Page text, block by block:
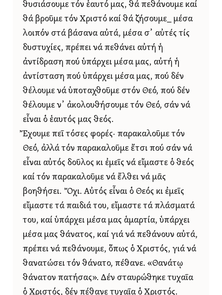
θυσιάσουμε τόν ἑαυτό μας, θά πεθάνουμε καί
θά βροῦμε τόν Χριστό καί θά ζήσουμε_ μέσα
λοιπόν στά βάσανα αὐτά, μέσα σ᾿ αὐτές τίς
δυστυχίες, πρέπει νά πεθάνει αὐτή ἡ
ἀντίδραση πού ὑπάρχει μέσα μας, αὐτή ἡ
ἀντίσταση πού ὑπάρχει μέσα μας, πού δέν
θέλουμε νά ὑποταχθοῦμε στόν Θεό, πού δέν
θέλουμε ν᾿ ἀκολουθήσουμε τόν Θεό, σάν νά
εἶναι ὁ ἑαυτός μας θεός.
Ἔχουμε πεῖ τόσες φορές· παρακαλοῦμε τόν
Θεό, ἀλλά τόν παρακαλοῦμε ἔτσι πού σάν νά
εἶναι αὐτός δοῦλος κι ἐμεῖς νά εἴμαστε ὁ θεός
καί τόν παρακαλοῦμε νά ἔλθει νά μᾶς
βοηθήσει. Ὄχι. Αὐτός εἶναι ὁ Θεός κι ἐμεῖς
εἴμαστε τά παιδιά του, εἴμαστε τά πλάσματά
του, καί ὑπάρχει μέσα μας ἁμαρτία, ὑπάρχει
μέσα μας θάνατος, καί γιά νά πεθάνουν αὐτά,
πρέπει νά πεθάνουμε, ὅπως ὁ Χριστός, γιά νά
θανατώσει τόν θάνατο, πέθανε. «Θανάτῳ
θάνατον πατήσας». Δέν σταυρώθηκε τυχαῖα
ὁ Χριστός, δέν πέθανε τυχαῖα ὁ Χριστός.